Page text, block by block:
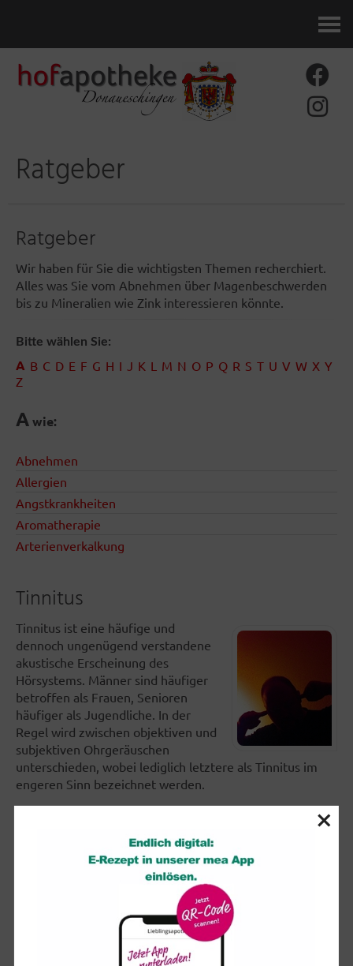
Ratgeber
Ratgeber
Wir haben für Sie die wichtigsten Themen recherchiert.
Alles was Sie vom Abnehmen über Magenbeschwerden
bis zu Mineralien wie Zink interessieren könnte.
Bitte wählen Sie:
A B C D E F G H I J K L M N O P Q R S T U V W X Y
Z
Awie:
Abnehmen
Allergien
Angstkrankheiten
Aromatherapie
Arterienverkalkung
Tinnitus
Tinnitus ist eine häufige und
dennoch ungenügend verstandene
akustische Erscheinung des
Hörsystems. Männer sind häufiger
betroffen als Frauen, Senioren
häufiger als Jugendliche. In der
Regel wird zwischen objektiven und
subjektiven Ohrgeräuschen
unterschieden, wobei lediglich letztere als Tinnitus im
engeren Sinn bezeichnet werden.
entsteht, ist nicht leicht zu klären. Als Ursachen für
objektive Ohrgeräusche kommen vor allem
gefäßbedingte, muskuläre oder anatomische
Phänomene in Frage. Subjektive Ohrgeräusche gründen
in einer fehlerhaften Verarbeitung akustischer Reize und
können z.B. otologisch, neurologisch, infektions- oder
×